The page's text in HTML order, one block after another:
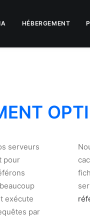
HÉBERGEMENT
serveurs
pour
exécute
par